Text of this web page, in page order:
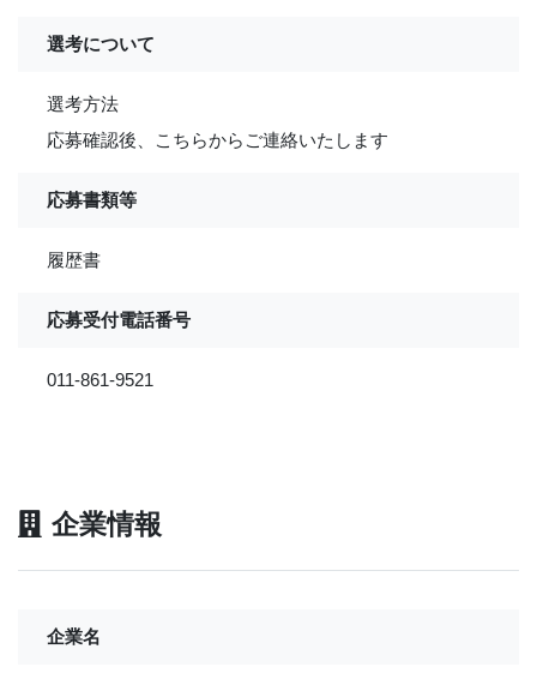
選考について
選考方法
応募確認後、こちらからご連絡いたします
応募書類等
履歴書
応募受付電話番号
011-861-9521
企業情報
企業名